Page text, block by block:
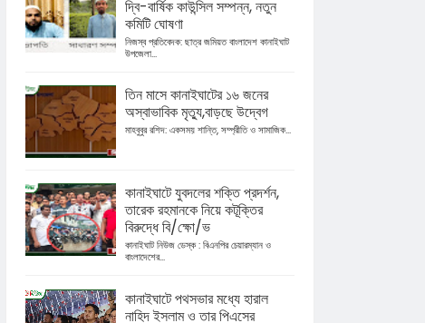
দ্বি-বার্ষিক কাউন্সিল সম্পন্ন, নতুন
কমিটি ঘোষণা
নিজস্ব প্রতিবেদক: ছাত্র জমিয়ত বাংলাদেশ কানাইঘাট
উপজেলা...
তিন মাসে কানাইঘাটের ১৬ জনের
অস্বাভাবিক মৃত্যু,বাড়ছে উদ্বেগ
মাহবুবুর রশিদ: একসময় শান্তি, সম্প্রীতি ও সামাজিক...
কানাইঘাটে যুবদলের শক্তি প্রদর্শন,
তারেক রহমানকে নিয়ে কটূক্তির
বিরুদ্ধে বি/ক্ষো/ভ
কানাইঘাট নিউজ ডেস্ক : বিএনপির চেয়ারম্যান ও
বাংলাদেশের...
কানাইঘাটে পথসভার মধ্যে হারাল
নাহিদ ইসলাম ও তার পিএসের